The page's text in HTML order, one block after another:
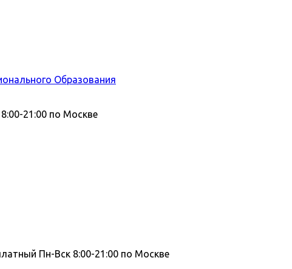
Образования
21:00 по Москве
Пн-Вск 8:00-21:00 по Москве